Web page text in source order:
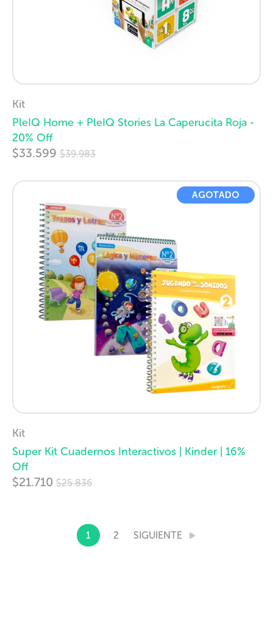
Kit
PleIQ Home + PleIQ Stories La Caperucita Roja -
20% Off
$33.599 Precio
habitual
$39.983
Kit
Super Kit Cuadernos Interactivos | Kinder | 16%
Off
$21.710 Precio
habitual
$25.836
AGOTADO
1 2 SIGUIENTE